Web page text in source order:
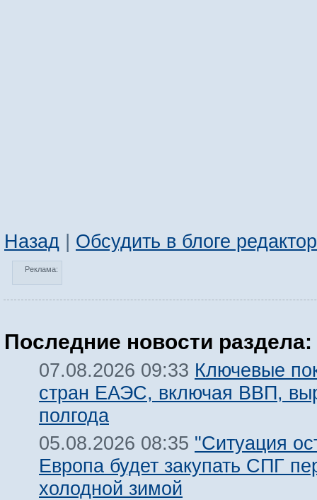
Назад | Обсудить в блоге
Реклама:
Последние новости раздела:
07.08.2026 09:33 Ключевые
стран ЕАЭС, включая ВВП,
полгода
05.08.2026 08:35 "Ситуация
Европа будет закупать СПГ
холодной зимой